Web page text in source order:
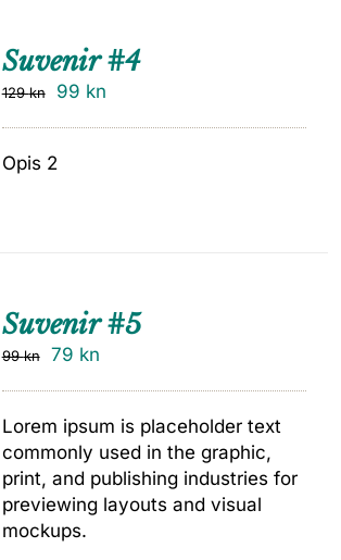
Suvenir #4
129kn 99 kn
Opis 2
Suvenir #5
99kn 79 kn
Lorem ipsum is placeholder text
commonly used in the graphic,
print, and publishing industries for
previewing layouts and visual
mockups.